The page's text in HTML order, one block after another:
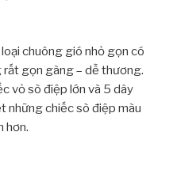
chuông gió nhỏ gọn có
gọn gàng – dễ thương.
vỏ sò điệp lớn và 5 dây
những chiếc sò điệp màu
hơn.